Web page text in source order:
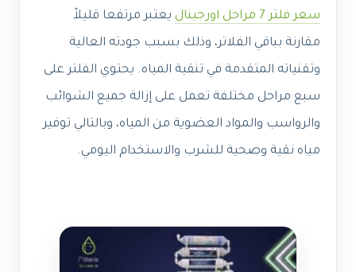
سعر فلتر 7 مراحل اورجينال
يعتبر مرتفعا قليلاً
مقارنة بباقي الفلاتر، وذلك بسبب جودته العالية
وتقنياته المتقدمة في تنقية المياه. يحتوي الفلتر على
سبع مراحل مختلفة تعمل على إزالة جميع الشوائب
والرواسب والمواد العضوية من المياه، وبالتالي توفير
مياه نقية وصحية للشرب والاستخدام اليومي.